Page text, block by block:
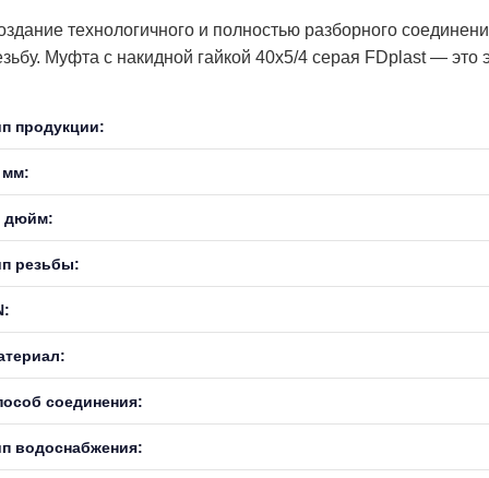
технологичного и полностью разборного
Муфта с накидной гайкой 40х5/4 серая FDplast —
продукции:
мм:
дюйм:
резьбы:
соединения:
водоснабжения: